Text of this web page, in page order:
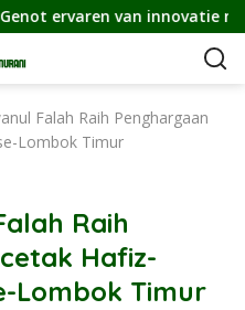
van innovatie met spin
Falah Raih Penghargaan
Lombok Timur
Raih
Hafiz-
Lombok Timur